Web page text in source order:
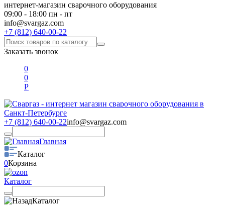
интернет-магазин сварочного оборудования
09:00 - 18:00 пн - пт
info@svargaz.com
+7 (812) 640-00-22
Заказать звонок
0
0
Р
+7 (812) 640-00-22info@svargaz.com
Главная
Каталог
0Корзина
Каталог
Каталог